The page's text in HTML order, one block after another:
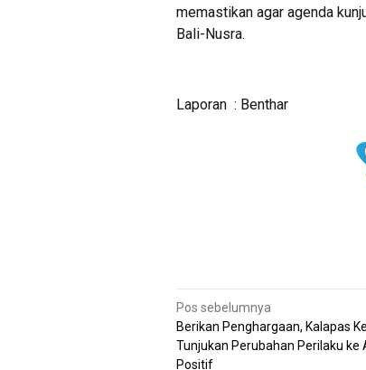
memastikan agar agenda
Bali-Nusra.
Laporan : Benthar
Navigasi
pos
Pos sebelumnya
Berikan Penghargaan, Kalapas
Tunjukan Perubahan Perilaku ke
Positif